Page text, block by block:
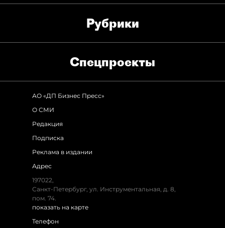
Рубрики
Спец­проекты
АО «ДП Бизнес Пресс»
О СМИ
Редакция
Подписка
Реклама в издании
Адрес
197022,
Санкт-Петербург, ул. Инструментальная, д. 8,
пом. 74.
показать на карте
Телефон